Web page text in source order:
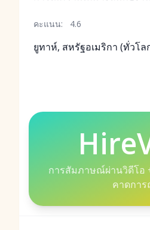
คะแนน: 4.6
ยูทาห์, สหรัฐอเมริกา (ทั่วโล
การสัมภาษณ์ผ่านวิดีโอ
คาดกา